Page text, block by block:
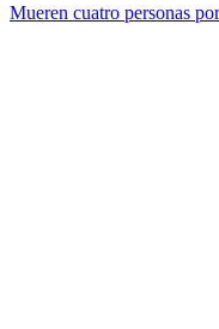
Mueren cuatro personas